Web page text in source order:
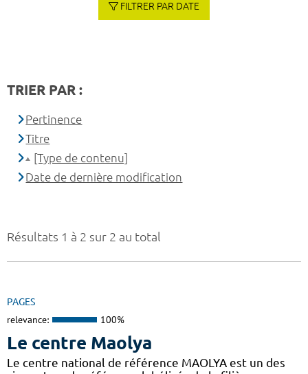
Résultats 1 à 2 sur 2 au total
PAGES
relevance: 100%
Le centre Maolya
Le centre national de référence MAOLYA est un des
FILTRER PAR DATE
TRIER PAR :
Pertinence
Titre
[Type de contenu]
Date de dernière modification